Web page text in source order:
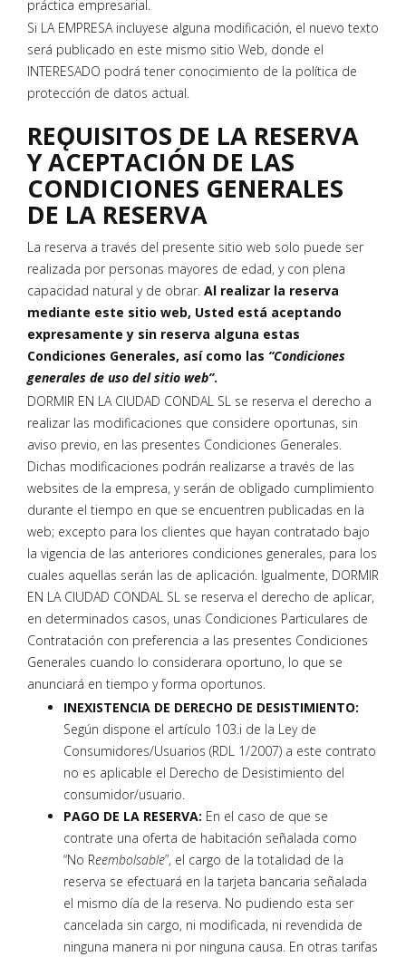
práctica empresarial.
Si LA EMPRESA incluyese alguna modificación, el nuevo texto
será publicado en este mismo sitio Web, donde el
INTERESADO podrá tener conocimiento de la política de
protección de datos actual.
REǪUISITOS DE LA RESERVA
Y ACEPTACIÓN DE LAS
CONDICIONES GENERALES
DE LA RESERVA
La reserva a través del presente sitio web solo puede ser
realizada por personas mayores de edad, y con plena
capacidad natural y de obrar. Al realizar la reserva
mediante este sitio web, Usted está aceptando
expresamente y sin reserva alguna estas
Condiciones Generales, así como las “Condiciones
generales de uso del sitio web”.
DORMIR EN LA CIUDAD CONDAL SL se reserva el derecho a
realizar las modificaciones que considere oportunas, sin
aviso previo, en las presentes Condiciones Generales.
Dichas modificaciones podrán realizarse a través de las
websites de la empresa, y serán de obligado cumplimiento
durante el tiempo en que se encuentren publicadas en la
web; excepto para los clientes que hayan contratado bajo
la vigencia de las anteriores condiciones generales, para los
cuales aquellas serán las de aplicación. Igualmente, DORMIR
EN LA CIUDAD CONDAL SL se reserva el derecho de aplicar,
en determinados casos, unas Condiciones Particulares de
Contratación con preferencia a las presentes Condiciones
Generales cuando lo considerara oportuno, lo que se
anunciará en tiempo y forma oportunos.
INEXISTENCIA DE DERECHO DE DESISTIMIENTO:
Según dispone el artículo 103.i de la Ley de
Consumidores/Usuarios (RDL 1/2007) a este contrato
no es aplicable el Derecho de Desistimiento del
consumidor/usuario.
PAGO DE LA RESERVA: En el caso de que se
contrate una oferta de habitación señalada como
“No Reembolsable”, el cargo de la totalidad de la
reserva se efectuará en la tarjeta bancaria señalada
el mismo día de la reserva. No pudiendo esta ser
cancelada sin cargo, ni modificada, ni revendida de
ninguna manera ni por ninguna causa. En otras tarifas